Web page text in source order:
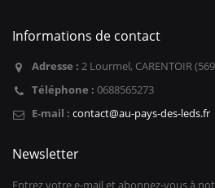
Informations de contact
Adresse : 2 Lourmel, CARENTOIR
Téléphone : 0688565273
E-mail : contact@au-pays-des-leds.fr
Newsletter
Entrez votre e-mail et abonnez-vous à